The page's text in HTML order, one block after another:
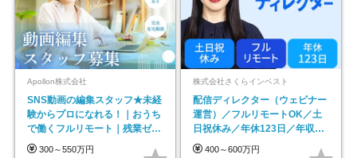
Apollon株式会社
SNS動画の編集スタッフ★未経
験からプロになれる！｜おうち
で働くフルリモート｜残業ゼロ
で18時退勤◎
300～550万円
株式会社さくらインベスト
配信ディレクター（ウェビナー
運営）／フルリモートOK／土
日祝休み／年休123日／年収
600万円可
400～600万円